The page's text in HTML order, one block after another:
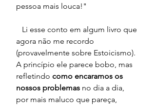
pessoa mais louca!"
agora não me recordo
(provavelmente sobre Estoicismo).
A princípio ele parece bobo, mas
refletindo como encaramos os
nossos problemas no dia a dia,
por mais maluco que pareça,